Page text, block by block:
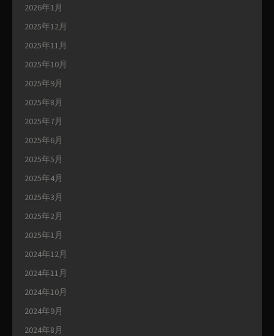
2026年1月
2025年12月
2025年11月
2025年10月
2025年9月
2025年8月
2025年7月
2025年6月
2025年5月
2025年4月
2025年3月
2025年2月
2025年1月
2024年12月
2024年11月
2024年10月
2024年9月
2024年8月